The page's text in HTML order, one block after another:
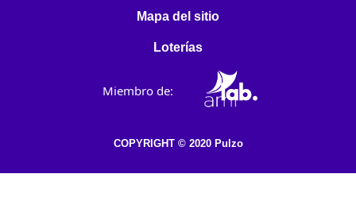
Mapa del sitio
Loterías
Miembro de:
COPYRIGHT © 2020 Pulzo